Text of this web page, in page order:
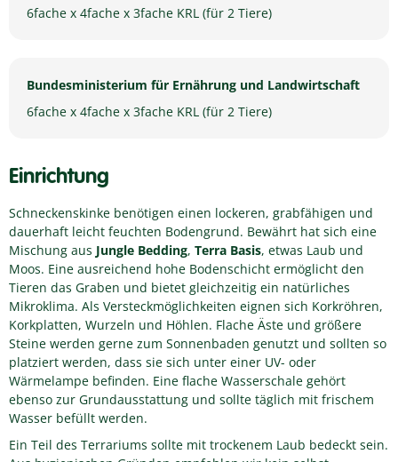
6fache x 4fache x 3fache KRL (für 2 Tiere)
Bundesministerium für Ernährung und Landwirtschaft
6fache x 4fache x 3fache KRL (für 2 Tiere)
Einrichtung
Schneckenskinke benötigen einen lockeren, grabfähigen und
dauerhaft leicht feuchten Bodengrund. Bewährt hat sich eine
Mischung aus Jungle Bedding, Terra Basis, etwas Laub und
Moos. Eine ausreichend hohe Bodenschicht ermöglicht den
Tieren das Graben und bietet gleichzeitig ein natürliches
Mikroklima. Als Versteckmöglichkeiten eignen sich Korkröhren,
Korkplatten, Wurzeln und Höhlen. Flache Äste und größere
Steine werden gerne zum Sonnenbaden genutzt und sollten so
platziert werden, dass sie sich unter einer UV- oder
Wärmelampe befinden. Eine flache Wasserschale gehört
ebenso zur Grundausstattung und sollte täglich mit frischem
Wasser befüllt werden.
Ein Teil des Terrariums sollte mit trockenem Laub bedeckt sein.